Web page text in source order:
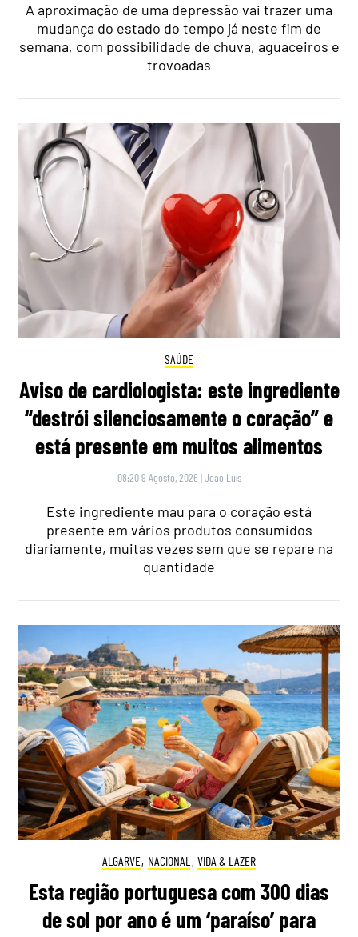
A aproximação de uma depressão vai trazer uma
mudança do estado do tempo já neste fim de
semana, com possibilidade de chuva, aguaceiros e
trovoadas
SAÚDE
Aviso de cardiologista: este ingrediente
“destrói silenciosamente o coração” e
está presente em muitos alimentos
08:20 9 Agosto, 2026 |João Luís
Este ingrediente mau para o coração está
presente em vários produtos consumidos
diariamente, muitas vezes sem que se repare na
quantidade
ALGARVE, NACIONAL , VIDA & LAZER
Esta região portuguesa com 300 dias
de sol por ano é um ‘paraíso’ para